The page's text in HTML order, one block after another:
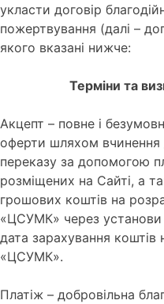
укласти договір
пожертвування (далі –
якого вказані нижче:
Терміни та
Акцепт – повне і
оферти шляхом вчинення
переказу за допомогою
розміщених на Сайті, а
грошових коштів на
«ЦСУМК» через
дата зарахування
«ЦСУМК».
Платіж – добровільна